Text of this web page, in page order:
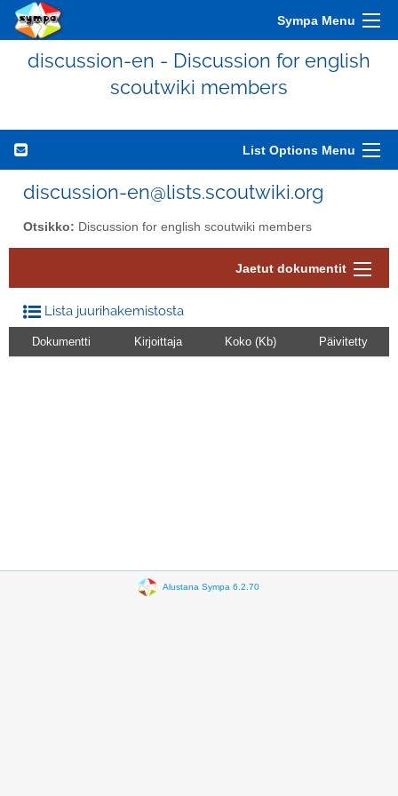
Sympa Menu
discussion-en - Discussion for english
scoutwiki members
List Options Menu
discussion-en@lists.scoutwiki.org
Otsikko: Discussion for english scoutwiki members
Jaetut dokumentit
Lista juurihakemistosta
Dokumentti Kirjoittaja Koko (Kb) Päivitetty
Alustana Sympa 6.2.70